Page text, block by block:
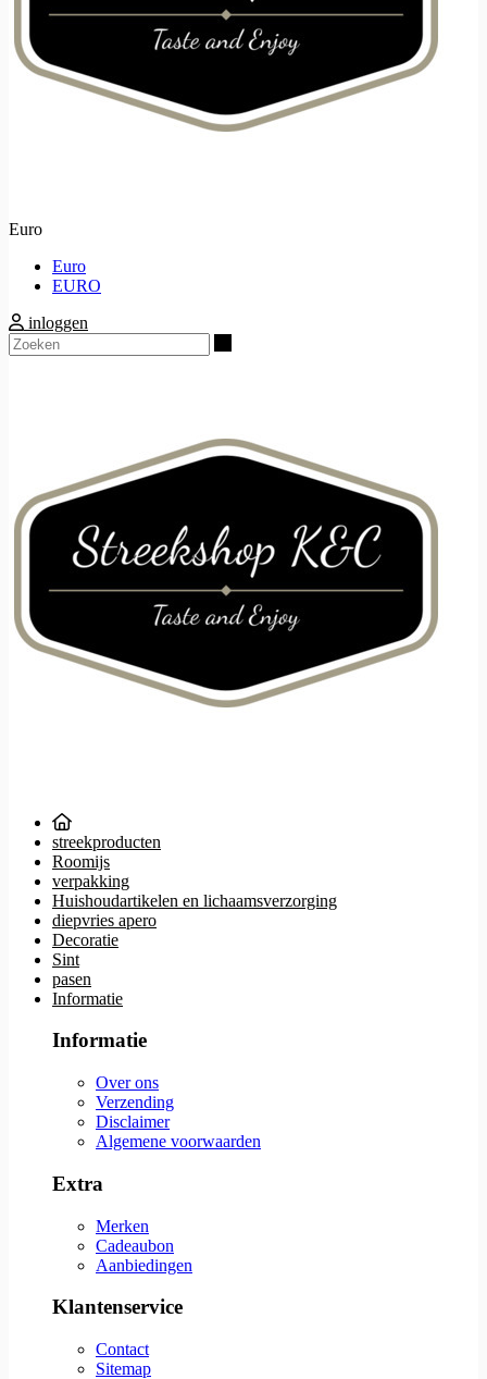
Euro
Euro
EURO
inloggen
streekproducten
Roomijs
verpakking
Huishoudartikelen en lichaamsverzorging
diepvries apero
Decoratie
Sint
pasen
Informatie
Informatie
Over ons
Verzending
Disclaimer
Algemene voorwaarden
Extra
Merken
Cadeaubon
Aanbiedingen
Klantenservice
Contact
Sitemap